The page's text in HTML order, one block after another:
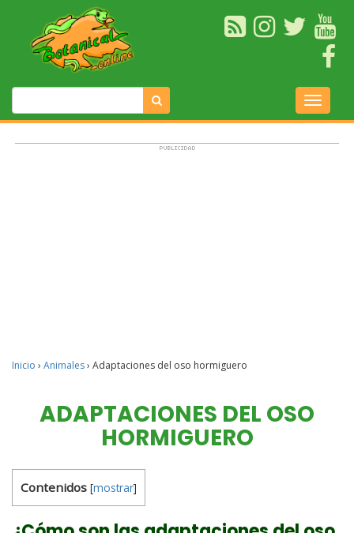
Inicio › Animales› Adaptaciones del oso hormiguero
ADAPTACIONES DEL OSO
HORMIGUERO
Contenidos [mostrar]